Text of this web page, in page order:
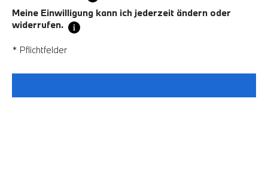
Meine Einwilligung kann ich jederzeit ändern oder
widerrufen.
* Pflichtfelder